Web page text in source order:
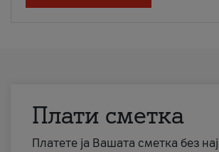
Плати сметка
Платете ја Вашата сметка без